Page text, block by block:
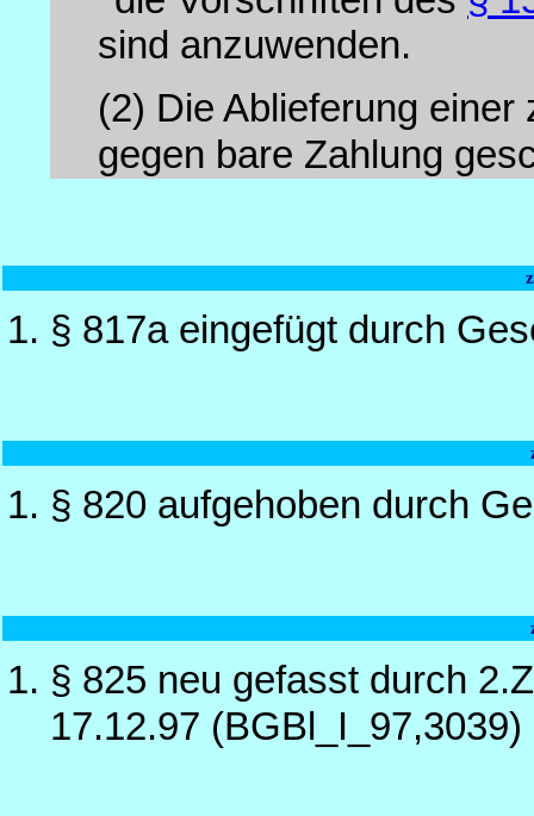
sind anzuwenden.
(2) Die Ablieferung
gegen bare Zahlung
§ 817a eingefügt durch
§ 820 aufgehoben durch
§ 825 neu gefasst durch
17.12.97 (BGBl_I_97,3039)